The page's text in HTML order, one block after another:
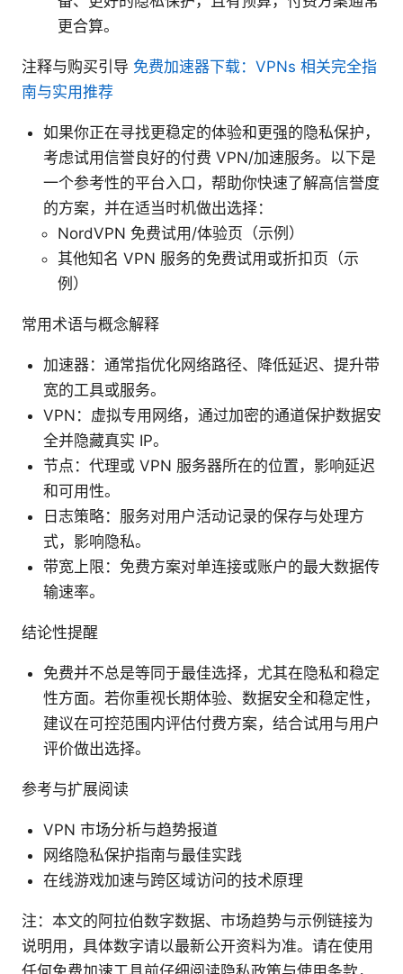
更合算。
注释与购买引导 免费加速器下载：VPNs 相关完全指
南与实用推荐
如果你正在寻找更稳定的体验和更强的隐私保护，
考虑试用信誉良好的付费 VPN/加速服务。以下是
一个参考性的平台入口，帮助你快速了解高信誉度
的方案，并在适当时机做出选择：
NordVPN 免费试用/体验页（示例）
其他知名 VPN 服务的免费试用或折扣页（示
例）
常用术语与概念解释
加速器：通常指优化网络路径、降低延迟、提升带
宽的工具或服务。
VPN：虚拟专用网络，通过加密的通道保护数据安
全并隐藏真实 IP。
节点：代理或 VPN 服务器所在的位置，影响延迟
和可用性。
日志策略：服务对用户活动记录的保存与处理方
式，影响隐私。
带宽上限：免费方案对单连接或账户的最大数据传
输速率。
结论性提醒
免费并不总是等同于最佳选择，尤其在隐私和稳定
性方面。若你重视长期体验、数据安全和稳定性，
建议在可控范围内评估付费方案，结合试用与用户
评价做出选择。
参考与扩展阅读
VPN 市场分析与趋势报道
网络隐私保护指南与最佳实践
在线游戏加速与跨区域访问的技术原理
注：本文的阿拉伯数字数据、市场趋势与示例链接为
说明用，具体数字请以最新公开资料为准。请在使用